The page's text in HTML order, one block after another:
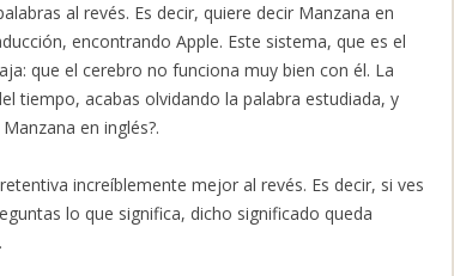
al revés. Es decir, quiere decir Manzana en
encontrando Apple. Este sistema, que es el
que el cerebro no funciona muy bien con él. La
tiempo, acabas olvidando la palabra estudiada, y
en inglés?.
increíblemente mejor al revés. Es decir, si ves
lo que significa, dicho significado queda